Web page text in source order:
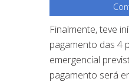
Finalmente, teve
pagamento das 4
emergencial
pagamento será